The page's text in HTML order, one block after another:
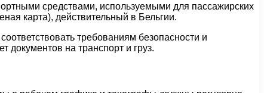
средствами, используемыми для пассажирских
карта), действительный в Бельгии.
требованиям безопасности и
на транспорт и груз.